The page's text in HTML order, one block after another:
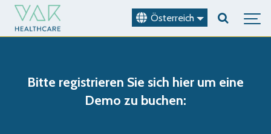
Österreich
Bitte registrieren Sie sich hier um eine
Demo zu buchen: